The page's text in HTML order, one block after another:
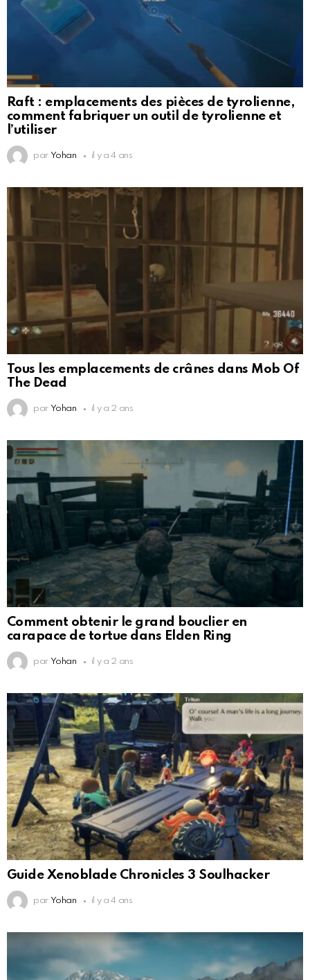
Raft : emplacements des pièces de tyrolienne,
comment fabriquer un outil de tyrolienne et
l’utiliser
par Yohan il y a 4 ans
Tous les emplacements de crânes dans Mob Of
The Dead
par Yohan il y a 2 ans
Comment obtenir le grand bouclier en
carapace de tortue dans Elden Ring
par Yohan il y a 2 ans
Guide Xenoblade Chronicles 3 Soulhacker
par Yohan il y a 4 ans